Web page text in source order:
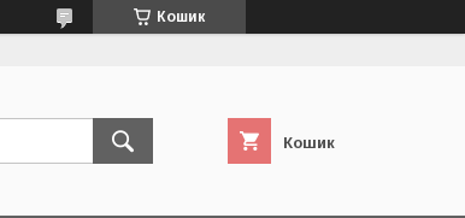
Кошик
Кошик